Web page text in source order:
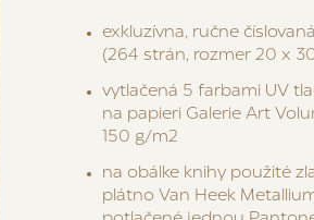
exkluzívna, ručne
(264 strán, rozmer 20 x
vytlačená 5 farbami UV
na papieri Galerie Art
150 g/m2
na obálke knihy použité
plátno Van Heek